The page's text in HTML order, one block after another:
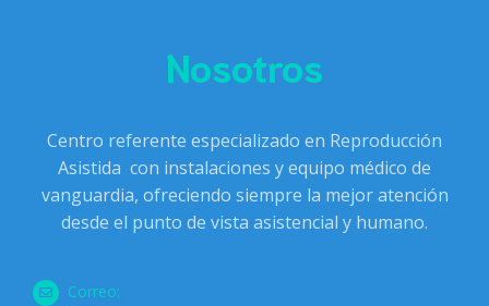
Nosotros
Centro referente especializado en Reproducción
Asistida con instalaciones y equipo médico de
vanguardia, ofreciendo siempre la mejor atención
desde el punto de vista asistencial y humano.
Correo: